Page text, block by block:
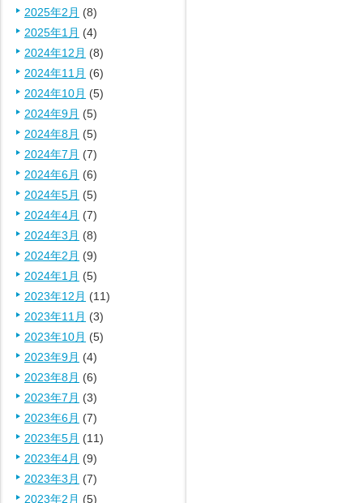
2025年2月 (8)
2025年1月 (4)
2024年12月 (8)
2024年11月 (6)
2024年10月 (5)
2024年9月 (5)
2024年8月 (5)
2024年7月 (7)
2024年6月 (6)
2024年5月 (5)
2024年4月 (7)
2024年3月 (8)
2024年2月 (9)
2024年1月 (5)
2023年12月 (11)
2023年11月 (3)
2023年10月 (5)
2023年9月 (4)
2023年8月 (6)
2023年7月 (3)
2023年6月 (7)
2023年5月 (11)
2023年4月 (9)
2023年3月 (7)
2023年2月 (5)